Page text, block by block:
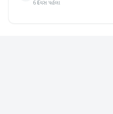
6 દિવસ પહેલા